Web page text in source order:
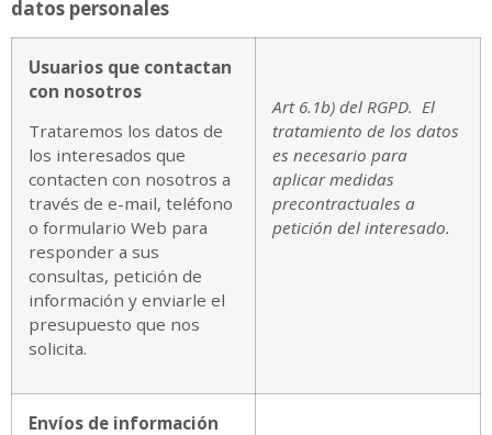
datos personales
Usuarios que contactan
con nosotros
Trataremos los datos de
los interesados que
contacten con nosotros a
través de e-mail, teléfono
o formulario Web para
responder a sus
consultas, petición de
información y enviarle el
presupuesto que nos
solicita.
Art 6.1b) del RGPD. El
tratamiento de los datos
es necesario para
aplicar medidas
precontractuales a
petición del interesado.
Envíos de información